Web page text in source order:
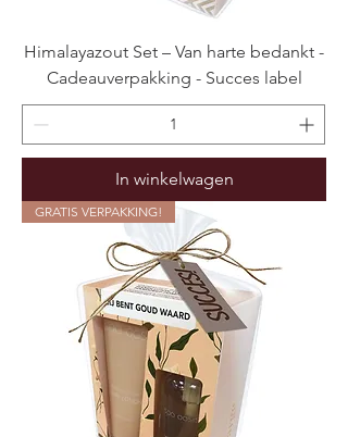
Himalayazout Set – Van harte bedankt -
Cadeauverpakking - Succes label
In winkelwagen
GRATIS VERPAKKING!